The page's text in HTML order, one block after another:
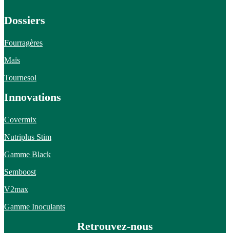
Dossiers
Fourragères
Maïs
Tournesol
Innovations
Covermix
Nutriplus Stim
Gamme Black
Semboost
V2max
Gamme Inoculants
Retrouvez-nous